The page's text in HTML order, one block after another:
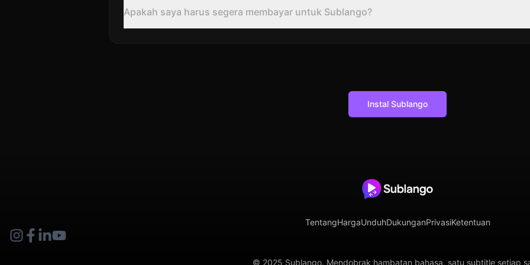
Apakah saya harus segera membayar untuk Sublango?
Instal Sublango
TentangHargaUnduhDukunganPrivasiKetentuan
© 2025 Sublango. Mendobrak hambatan bahasa, satu subtitle setiap